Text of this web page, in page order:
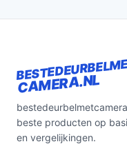
CAMERA.NL
beste producten op
en vergelijkingen.